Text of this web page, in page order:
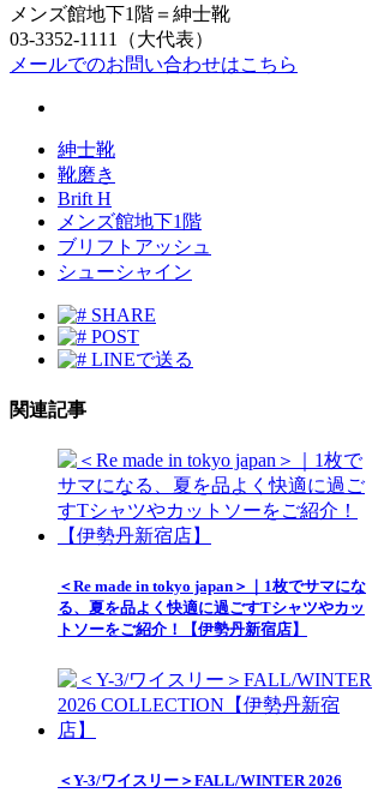
メンズ館地下1階＝紳士靴
03-3352-1111（大代表）
メールでのお問い合わせはこちら
紳士靴
靴磨き
Brift H
メンズ館地下1階
ブリフトアッシュ
シューシャイン
SHARE
POST
LINEで送る
関連記事
＜Re made in tokyo japan＞｜1枚でサマにな
る、夏を品よく快適に過ごすTシャツやカッ
トソーをご紹介！【伊勢丹新宿店】
＜Y-3/ワイスリー＞FALL/WINTER 2026